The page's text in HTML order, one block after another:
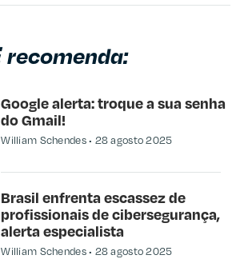
recomenda:
Google alerta: troque a sua senha
do Gmail!
William Schendes 28 agosto 2025
Brasil enfrenta escassez de
profissionais de cibersegurança,
alerta especialista
William Schendes 28 agosto 2025